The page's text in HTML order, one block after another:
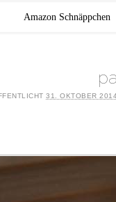
Amazon Schnäppchen
31. OKTOBER 2014